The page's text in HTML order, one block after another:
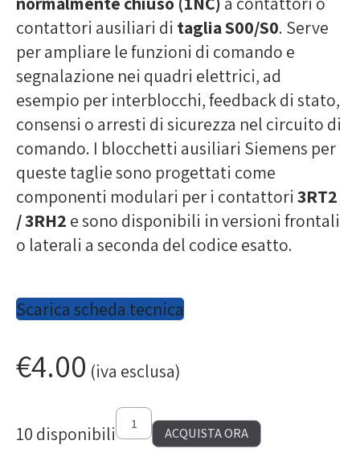
contattori ausiliari di taglia S00/S0. Serve
per ampliare le funzioni di comando e
segnalazione nei quadri elettrici, ad
esempio per interblocchi, feedback di stato,
consensi o arresti di sicurezza nel circuito di
comando. I blocchetti ausiliari Siemens per
queste taglie sono progettati come
componenti modulari per i contattori 3RT2
/ 3RH2 e sono disponibili in versioni frontali
o laterali a seconda del codice esatto.
Scarica scheda tecnica
€4.00 (iva esclusa)
10 disponibili ACQUISTA ORA